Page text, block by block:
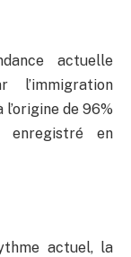
actuelle
l’immigration
de 96%
enregistré en
actuel, la